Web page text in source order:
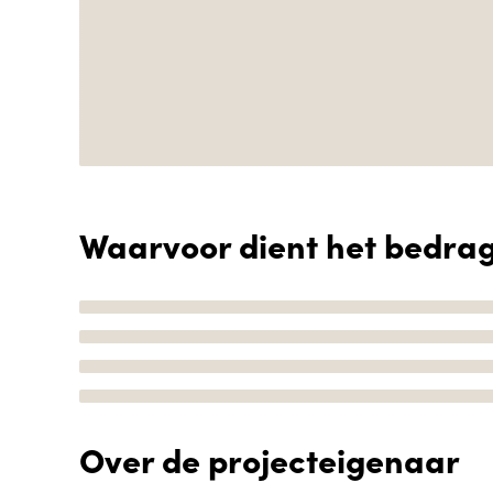
Waarvoor dient het
Over de projecteigenaar